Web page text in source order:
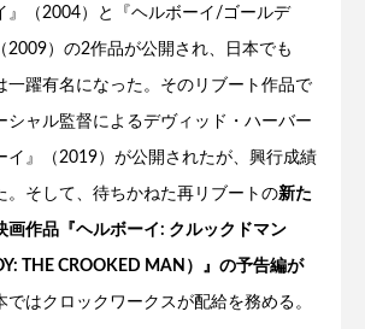
』（2004）と『ヘルボーイ/ゴールデ
2009）の2作品が公開され、日本でも
一躍有名になった。そのリブート作品で
シャル監督によるデヴィッド・ハーバー
イ』（2019）が公開されたが、興行成績
。そして、待ちかねた再リブートの新た
画作品『ヘルボーイ: クルックドマン
THE CROOKED MAN）』の予告編が
ではクロックワークスが配給を務める。